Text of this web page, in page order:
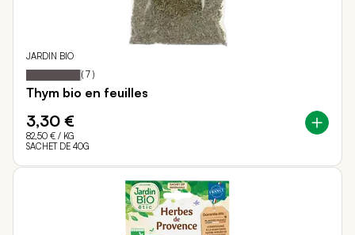
JARDIN BIO
Notation: 97
% of
( 7 )
Thym bio en feuilles
3,30 €
82,50 € / KG
SACHET DE 40G